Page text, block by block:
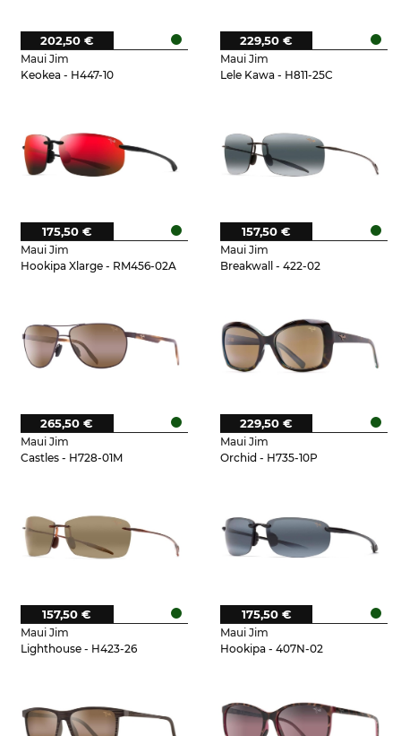
Maui Jim
Keokea - H447-10
202,50 €
Maui Jim
Lele Kawa - H811-25C
229,50 €
Maui Jim
Hookipa Xlarge - RM456-02A
175,50 €
Maui Jim
Breakwall - 422-02
157,50 €
Maui Jim
Castles - H728-01M
265,50 €
Maui Jim
Orchid - H735-10P
229,50 €
Maui Jim
Lighthouse - H423-26
157,50 €
Maui Jim
Hookipa - 407N-02
175,50 €